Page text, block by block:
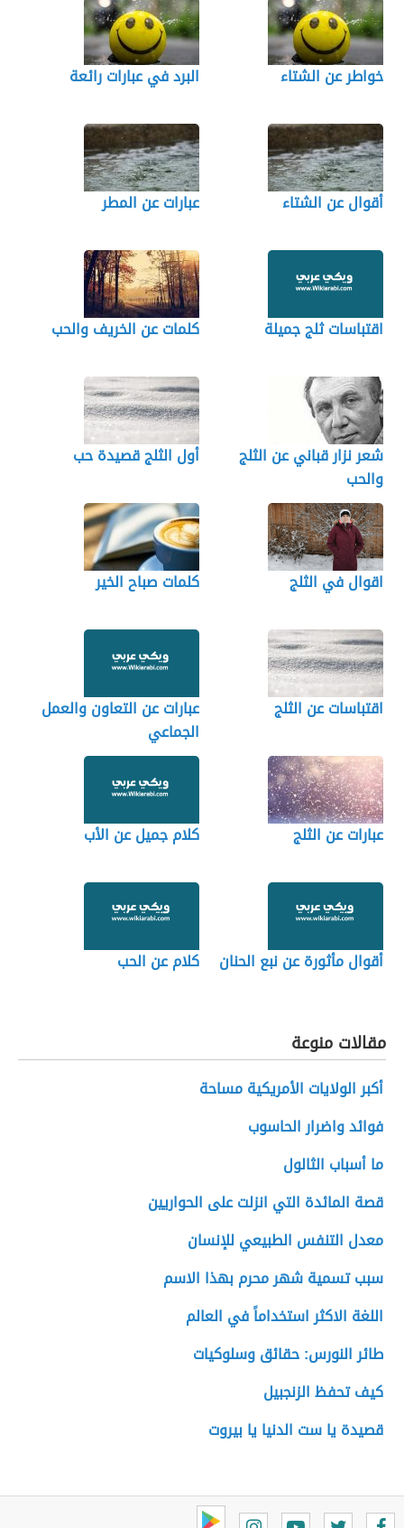
خواطر عن الشتاء البرد في عبارات رائعة
أقوال عن الشتاء عبارات عن المطر
اقتباسات ثلج جميلة كلمات عن الخريف والحب
شعر نزار قباني عن الثلج
والحب
أول الثلج قصيدة حب
اقوال في الثلج كلمات صباح الخير
اقتباسات عن الثلج
عبارات عن التعاون والعمل
الجماعي
عبارات عن الثلج كلام جميل عن الأب
أقوال مأثورة عن نبع الحنان كلام عن الحب
مقالات منوعة
أكبر الولايات الأمريكية مساحة
فوائد واضرار الحاسوب
ما أسباب الثالول
قصة المائدة التي انزلت على الحواريين
معدل التنفس الطبيعي للإنسان
سبب تسمية شهر محرم بهذا الاسم
اللغة الاكثر استخداماً في العالم
طائر النورس: حقائق وسلوكيات
كيف تحفظ الزنجبيل
قصيدة يا ست الدنيا يا بيروت